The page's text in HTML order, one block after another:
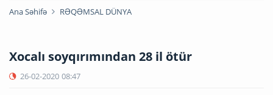
Ana Səhifə RƏQƏMSAL DÜNYA
Xocalı soyqırımından 28 il ötür
26-02-2020 08:47